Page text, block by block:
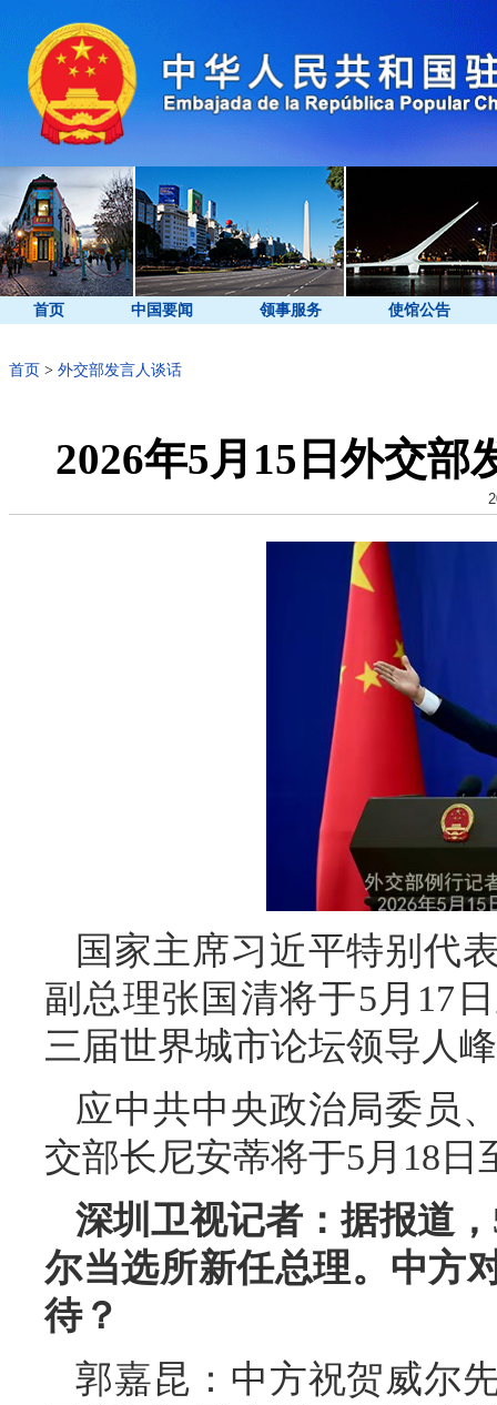
首页 中国要闻 领事服务 使馆公告
首页 > 外交部发言人谈话
2026年5月15日外交
国家主席习近平特别代
副总理张国清将于5月17
三届世界城市论坛领导人
应中共中央政治局委员
交部长尼安蒂将于5月18
深圳卫视记者：据报道
尔当选所新任总理。中方
待？
郭嘉昆：中方祝贺威尔